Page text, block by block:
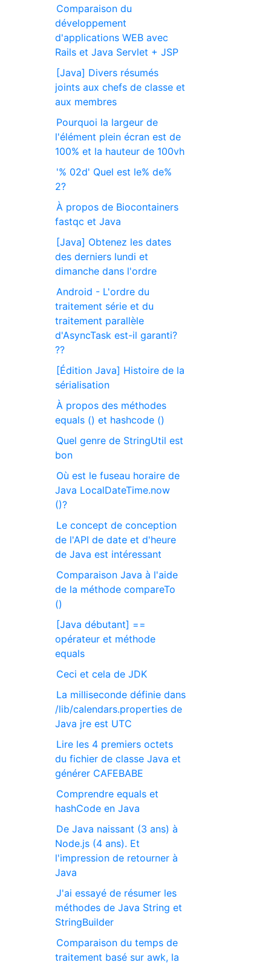
Comparaison du
développement
d'applications WEB avec
Rails et Java Servlet + JSP
[Java] Divers résumés
joints aux chefs de classe et
aux membres
Pourquoi la largeur de
l'élément plein écran est de
100% et la hauteur de 100vh
'% 02d' Quel est le% de%
2?
À propos de Biocontainers
fastqc et Java
[Java] Obtenez les dates
des derniers lundi et
dimanche dans l'ordre
Android - L'ordre du
traitement série et du
traitement parallèle
d'AsyncTask est-il garanti?
??
[Édition Java] Histoire de la
sérialisation
À propos des méthodes
equals () et hashcode ()
Quel genre de StringUtil est
bon
Où est le fuseau horaire de
Java LocalDateTime.now
()?
Le concept de conception
de l'API de date et d'heure
de Java est intéressant
Comparaison Java à l'aide
de la méthode compareTo
()
[Java débutant] ==
opérateur et méthode
equals
Ceci et cela de JDK
La milliseconde définie dans
/lib/calendars.properties de
Java jre est UTC
Lire les 4 premiers octets
du fichier de classe Java et
générer CAFEBABE
Comprendre equals et
hashCode en Java
De Java naissant (3 ans) à
Node.js (4 ans). Et
l'impression de retourner à
Java
J'ai essayé de résumer les
méthodes de Java String et
StringBuilder
Comparaison du temps de
traitement basé sur awk, la